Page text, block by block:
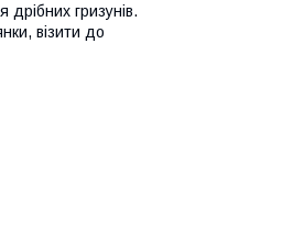
гризунів.
візити до